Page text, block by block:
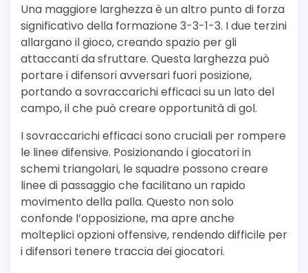
Una maggiore larghezza è un altro punto di forza
significativo della formazione 3-3-1-3. I due terzini
allargano il gioco, creando spazio per gli
attaccanti da sfruttare. Questa larghezza può
portare i difensori avversari fuori posizione,
portando a sovraccarichi efficaci su un lato del
campo, il che può creare opportunità di gol.
I sovraccarichi efficaci sono cruciali per rompere
le linee difensive. Posizionando i giocatori in
schemi triangolari, le squadre possono creare
linee di passaggio che facilitano un rapido
movimento della palla. Questo non solo
confonde l’opposizione, ma apre anche
molteplici opzioni offensive, rendendo difficile per
i difensori tenere traccia dei giocatori.